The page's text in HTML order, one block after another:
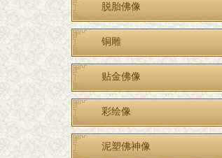
脱胎佛像
铜雕
贴金佛像
彩绘像
泥塑佛神像